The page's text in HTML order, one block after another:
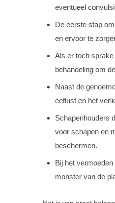
eventueel
De eerste stap
en ervoor te
Als er toch
behandeling om
Naast de
eetlust en het
Schapenhouders
voor schapen en
beschermen.
Bij het
monster van de